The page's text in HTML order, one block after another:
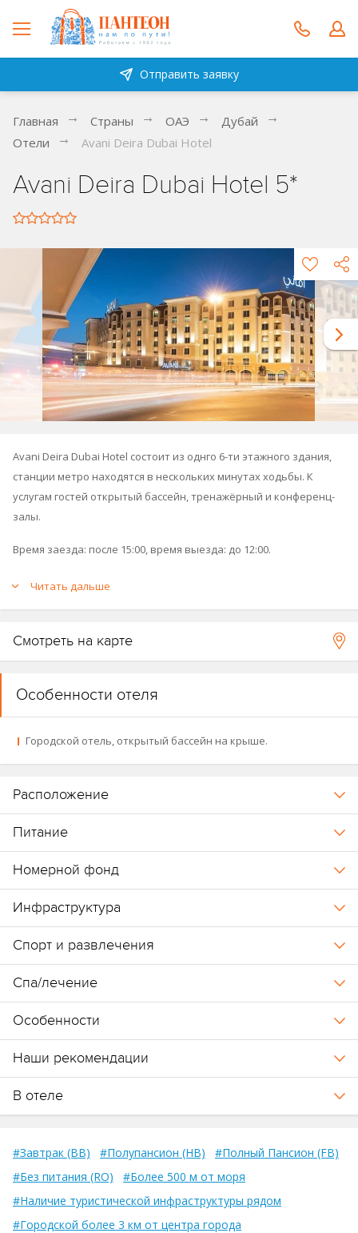
Отправить заявку
Главная Страны ОАЭ
Дубай
Отели
Avani Deira Dubai Hotel
Avani Deira Dubai Hotel 5*
Avani Deira Dubai Hotel состоит из однго 6-ти этажного здания,
станции метро находятся в нескольких минутах ходьбы. К
услугам гостей открытый бассейн, тренажёрный и конференц-
залы.
Время заезда: после 15:00, время выезда: до 12:00.
Принадлежит к группе отелей Avani (
Читать дальше
Смотреть на карте
Особенности отеля
Городской отель, открытый бассейн на крыше.
Расположение
Питание
Номерной фонд
Инфраструктура
Спорт и развлечения
Спа/лечение
Особенности
Наши рекомендации
В отеле
#Завтрак (BB) #Полупансион (HB)
#Полный Пансион (FB)
#Без питания (RO)
#Более 500 м от моря
#Наличие туристической инфраструктуры рядом
#Городской более 3 км от центра города